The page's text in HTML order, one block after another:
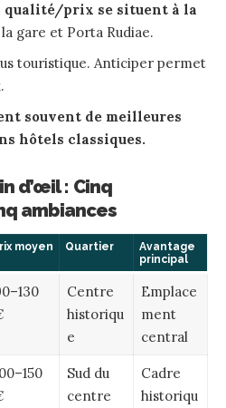
qualité/prix se situent à la
gare et Porta Rudiae.
touristique. Anticiper permet
souvent de meilleures
hôtels classiques.
d’œil : Cinq
ambiances
moyen Quartier
Avantage
principal
Centre
historiqu
e
Emplace
ment
central
Sud du
centre
Cadre
historiqu